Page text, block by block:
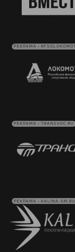
РЕКЛАМА • TRANSVOC.RU
РЕКЛАМА • KALINA-SM.RU